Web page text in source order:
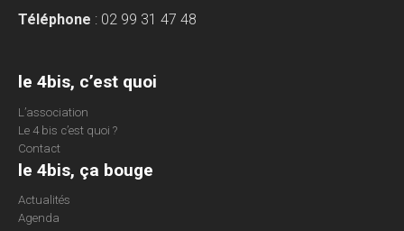
Téléphone : 02 99 31 47 48
le 4bis, c’est quoi
L’association
Le 4 bis c’est quoi ?
Contact
le 4bis, ça bouge
Actualités
Agenda